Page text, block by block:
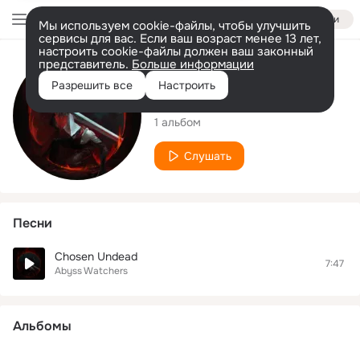
Войти
Мы используем cookie-файлы, чтобы улучшить
сервисы для вас. Если ваш возраст менее 13 лет,
настроить cookie-файлы должен ваш законный
представитель. Больше информации
Разрешить все Настроить
Исполнитель
Abyss Watchers
1 альбом
Слушать
Песни
Chosen Undead
Abyss Watchers
7:47
Альбомы